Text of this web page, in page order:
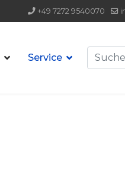
+49 7272 9540070
Service Suchen